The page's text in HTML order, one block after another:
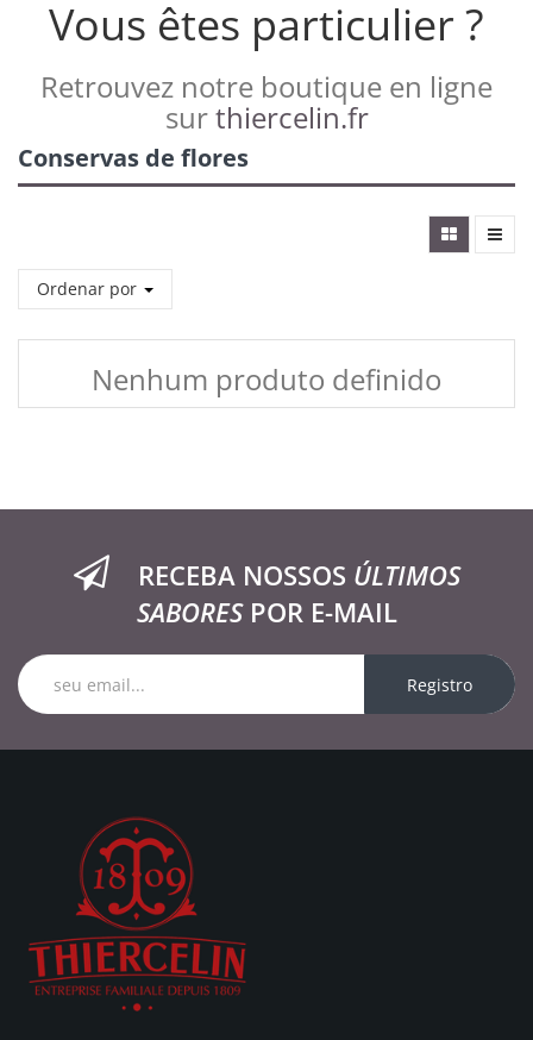
Vous êtes particulier ?
Retrouvez notre boutique en ligne
surthiercelin.fr
Conservas de flores
Ordenar por
Nenhum produto definido
RECEBA NOSSOS ÚLTIMOS
SABORESPOR E-MAIL
Registro